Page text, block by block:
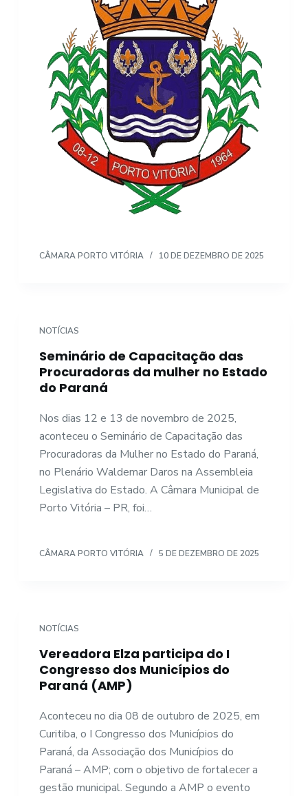
CÂMARA PORTO VITÓRIA 10 DE DEZEMBRO DE 2025
NOTÍCIAS
Seminário de Capacitação das
Procuradoras da mulher no Estado
do Paraná
Nos dias 12 e 13 de novembro de 2025,
aconteceu o Seminário de Capacitação das
Procuradoras da Mulher no Estado do Paraná,
no Plenário Waldemar Daros na Assembleia
Legislativa do Estado. A Câmara Municipal de
Porto Vitória – PR, foi…
CÂMARA PORTO VITÓRIA 5 DE DEZEMBRO DE 2025
NOTÍCIAS
Vereadora Elza participa do I
Congresso dos Municípios do
Paraná (AMP)
Aconteceu no dia 08 de outubro de 2025, em
Curitiba, o I Congresso dos Municípios do
Paraná, da Associação dos Municípios do
Paraná – AMP; com o objetivo de fortalecer a
gestão municipal. Segundo a AMP o evento